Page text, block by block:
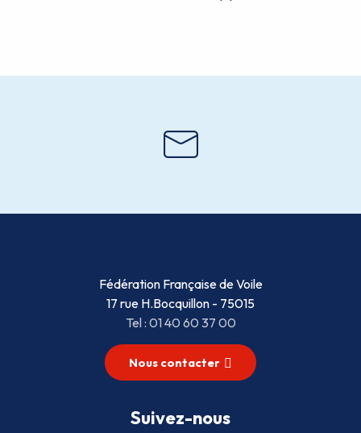
Fédération Française de Voile
17 rue H.Bocquillon - 75015
Tel : 01 40 60 37 00
Nous contacter
Suivez-nous